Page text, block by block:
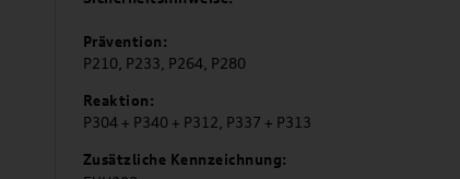
Prävention:
P210, P233, P264, P280
Reaktion:
P304 + P340 + P312, P337 + P313
Zusätzliche Kennzeichnung: